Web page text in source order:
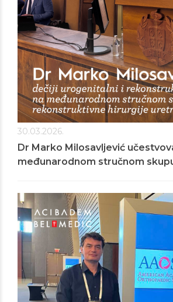
30.03.2026.
Dr Marko Milosavljević
međunarodnom stručnom